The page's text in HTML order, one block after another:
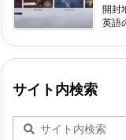
開封
英語
サイト内検索